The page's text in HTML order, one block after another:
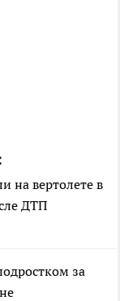
на вертолете в
ДТП
за